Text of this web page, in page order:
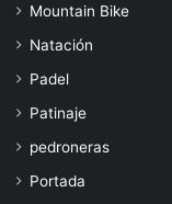
Mountain Bike
Natación
Padel
Patinaje
pedroneras
Portada